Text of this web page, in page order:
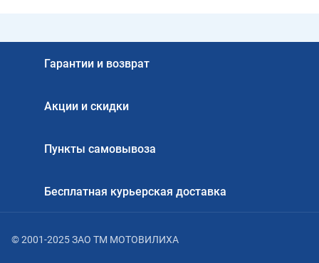
Гарантии и возврат
Акции и скидки
Пункты самовывоза
Бесплатная курьерская доставка
© 2001-2025 ЗАО ТМ МОТОВИЛИХА